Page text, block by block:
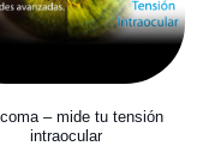
– mide tu tensión
intraocular